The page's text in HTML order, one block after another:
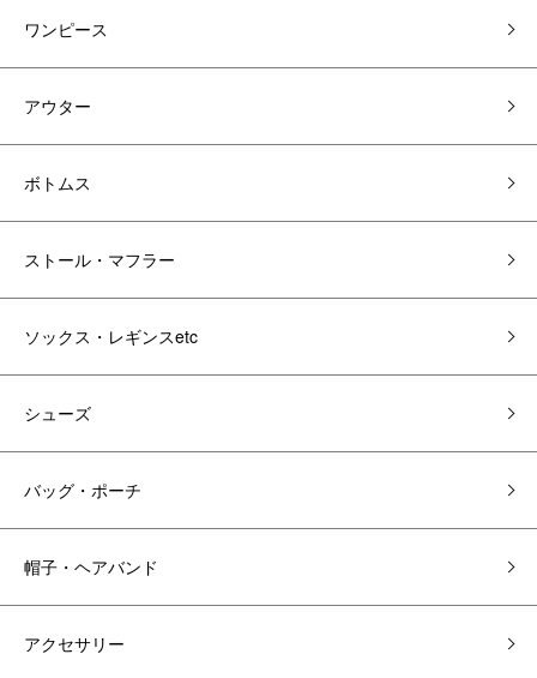
ワンピース
アウター
ボトムス
ストール・マフラー
ソックス・レギンスetc
シューズ
バッグ・ポーチ
帽子・ヘアバンド
アクセサリー